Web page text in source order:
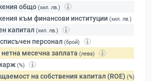
общо (хил. лв.)
към финансови институции (хил. лв.)
капитал (хил. лв.)
персонал (брой)
месечна заплата (лева)
(%)
на собствения капитал (ROE) (%)